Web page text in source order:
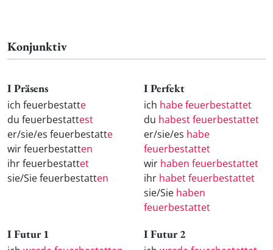
Konjunktiv
I Präsens
ich feuerbestatte
du feuerbestattest
er/sie/es feuerbestatte
wir feuerbestatten
ihr feuerbestattet
sie/Sie feuerbestatten
I Perfekt
ich habe feuerbestattet
du habest feuerbestattet
er/sie/es habe
feuerbestattet
wir haben feuerbestattet
ihr habet feuerbestattet
sie/Sie haben
feuerbestattet
I Futur 1 I Futur 2